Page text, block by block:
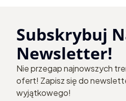
Subskrybuj
Newsletter!
Nie przegap najnowszych
ofert! Zapisz się do
wyjątkowego!